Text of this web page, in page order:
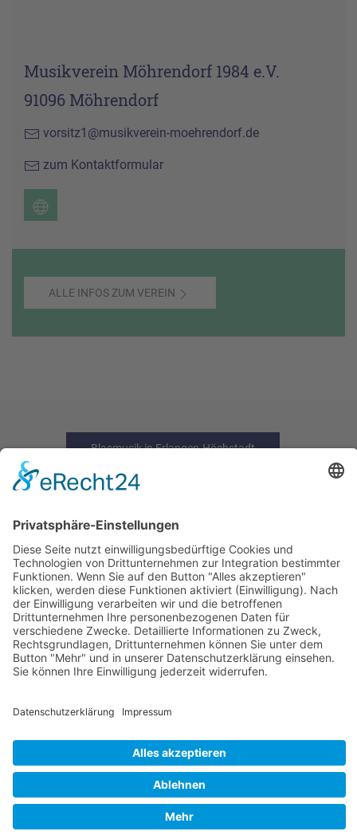
Sprache
Musikverein Möhrendorf 1984 e.V.
91096 Möhrendorf
vorsitz1@musikverein-moehrendorf.de
zum Kontaktformular
ALLE INFOS ZUM VEREIN
Blasmusik in Erlangen-Höchstadt
Trompete lernen in Erlangen-Höchstadt
Saxophon lernen in Erlangen-Höchstadt
Klarinette lernen in Erlangen-Höchstadt
Oboe lernen in Erlangen-Höchstadt
Posaune lernen in Erlangen-Höchstadt
Tuba lernen in Erlangen-Höchstadt
Waldhorn lernen in Erlangen-Höchstadt
Spielmannsflöte lernen in Erlangen-Höchstadt